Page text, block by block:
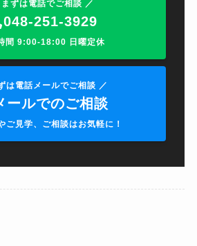
まずは電話でご相談 ／
048-251-3929
間 9:00-18:00 日曜定休
は電話メールでご相談 ／
ールでのご相談
ご見学、ご相談はお気軽に！